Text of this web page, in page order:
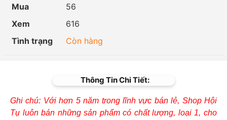
Mua
56
Xem
616
Tình trạng
Còn hàng
Thông Tin Chi Tiết:
Ghi chú: Với hơn 5 năm trong lĩnh vực bán lẻ, Shop Hội
Tụ luôn bán những sản phẩm có chất lượng, loại 1, cho